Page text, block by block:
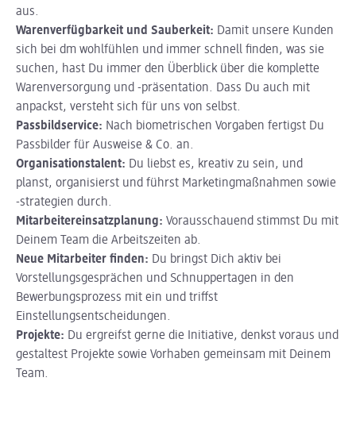
aus.
Warenverfügbarkeit und Sauberkeit: Damit unsere Kunden
sich bei dm wohlfühlen und immer schnell finden, was sie
suchen, hast Du immer den Überblick über die komplette
Warenversorgung und -präsentation. Dass Du auch mit
anpackst, versteht sich für uns von selbst.
Passbildservice: Nach biometrischen Vorgaben fertigst Du
Passbilder für Ausweise & Co. an.
Organisationstalent: Du liebst es, kreativ zu sein, und
planst, organisierst und führst Marketingmaßnahmen sowie
-strategien durch.
Mitarbeitereinsatzplanung: Vorausschauend stimmst Du mit
Deinem Team die Arbeitszeiten ab.
Neue Mitarbeiter finden: Du bringst Dich aktiv bei
Vorstellungsgesprächen und Schnuppertagen in den
Bewerbungsprozess mit ein und triffst
Einstellungsentscheidungen.
Projekte: Du ergreifst gerne die Initiative, denkst voraus und
gestaltest Projekte sowie Vorhaben gemeinsam mit Deinem
Team.